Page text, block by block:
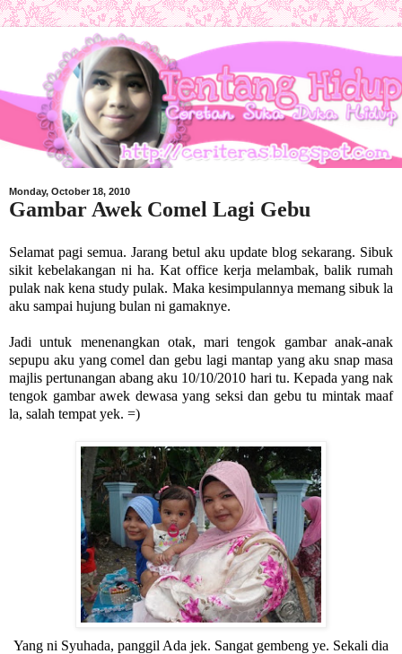
Monday, October 18, 2010
Gambar Awek Comel Lagi Gebu
Selamat pagi semua. Jarang betul aku update blog sekarang. Sibuk
sikit kebelakangan ni ha. Kat office kerja melambak, balik rumah
pulak nak kena study pulak. Maka kesimpulannya memang sibuk la
aku sampai hujung bulan ni gamaknye.
Jadi untuk menenangkan otak, mari tengok gambar anak-anak
sepupu aku yang comel dan gebu lagi mantap yang aku snap masa
majlis pertunangan abang aku 10/10/2010 hari tu. Kepada yang nak
tengok gambar awek dewasa yang seksi dan gebu tu mintak maaf
la, salah tempat yek. =)
Yang ni Syuhada, panggil Ada jek. Sangat gembeng ye. Sekali dia